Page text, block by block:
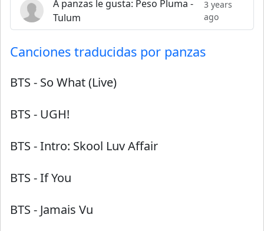
A panzas le gusta: Peso Pluma -
Tulum
3 years
ago
Canciones traducidas por panzas
BTS - So What (Live)
BTS - UGH!
BTS -Intro: Skool Luv Affair
BTS -If You
BTS - Jamais Vu